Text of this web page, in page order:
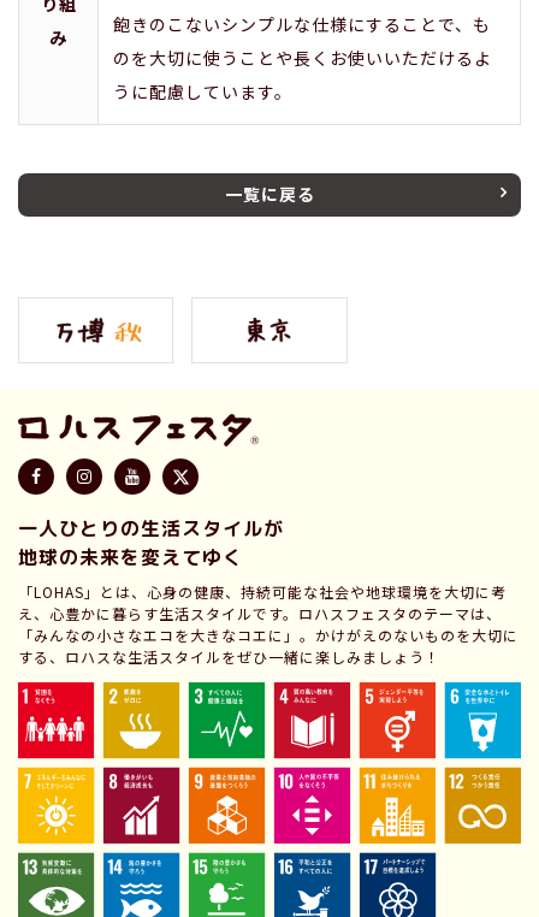
み
飽きのこないシンプルな仕様にすることで、も
のを大切に使うことや長くお使いいただけるよ
うに配慮しています。
一覧に戻る
一人ひとりの生活スタイルが
地球の未来を変えてゆく
「LOHAS」とは、心身の健康、持続可能な社会や地球環境を大切に考
え、心豊かに暮らす生活スタイルです。ロハスフェスタのテーマは、
「みんなの小さなエコを大きなコエに」。かけがえのないものを大切に
する、ロハスな生活スタイルをぜひ一緒に楽しみましょう！